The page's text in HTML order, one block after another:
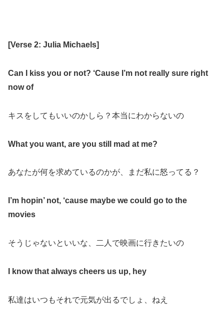
[Verse 2: Julia Michaels]
Can I kiss you or not? ‘Cause I’m not really sure right
now of
キスをしてもいいのかしら？本当にわからないの
What you want, are you still mad at me?
あなたが何を求めているのかが、まだ私に怒ってる？
I’m hopin’ not, ‘cause maybe we could go to the
movies
そうじゃないといいな、二人で映画に行きたいの
I know that always cheers us up, hey
私達はいつもそれで元気が出るでしょ、ねえ